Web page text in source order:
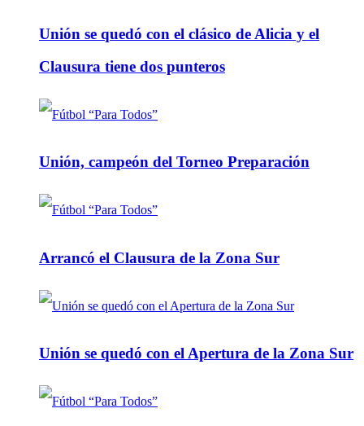
Unión se quedó con el clásico de Alicia y el
Clausura tiene dos punteros
Unión, campeón del Torneo Preparación
Arrancó el Clausura de la Zona Sur
Unión se quedó con el Apertura de la Zona Sur